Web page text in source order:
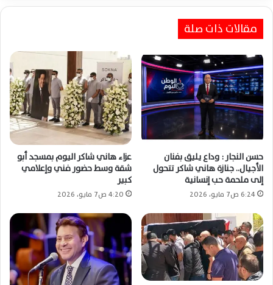
مقالات ذات صلة
حسن النجار : وداع يليق بفنان
الأجيال.. جنازة هاني شاكر تتحول
إلى ملحمة حب إنسانية
6:24 ص7 مايو، 2026
عزاء هاني شاكر اليوم بمسجد أبو
شقة وسط حضور فني وإعلامي
كبير
4:20 ص7 مايو، 2026